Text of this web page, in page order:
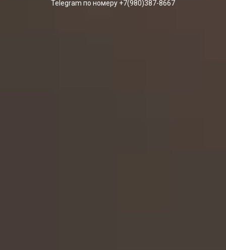
Telegram по номеру +7(980)387-8667